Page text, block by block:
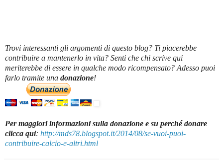
Trovi interessanti gli argomenti di questo blog? Ti piacerebbe
contribuire a mantenerlo in vita? Senti che chi scrive qui
meriterebbe di essere in qualche modo ricompensato? Adesso puoi
farlo tramite una donazione!
Per maggiori informazioni sulla donazione e su perché donare
clicca qui: http://mds78.blogspot.it/2014/08/se-vuoi-puoi-
contribuire-calcio-e-altri.html